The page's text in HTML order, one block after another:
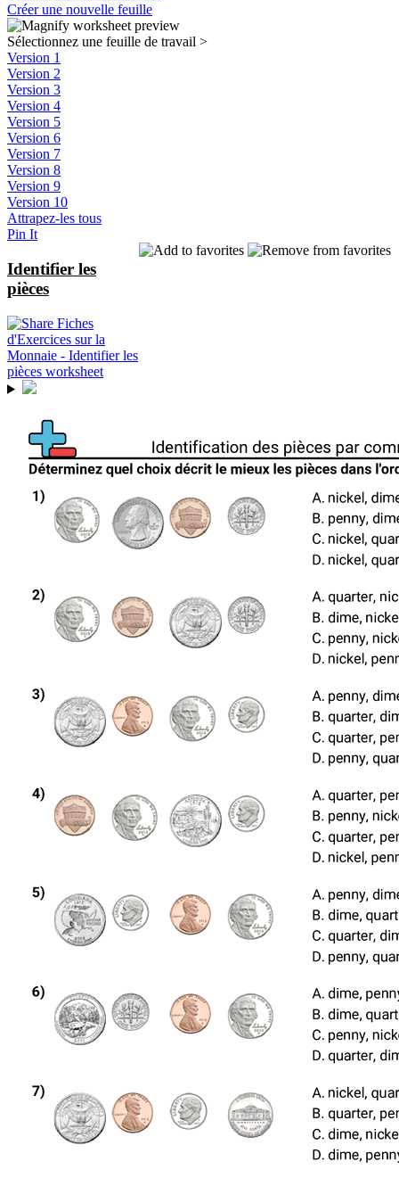
Créer une nouvelle feuille
Sélectionnez une feuille de travail >
Version 1
Version 2
Version 3
Version 4
Version 5
Version 6
Version 7
Version 8
Version 9
Version 10
Attrapez-les tous
Pin It
Identifier les
pièces